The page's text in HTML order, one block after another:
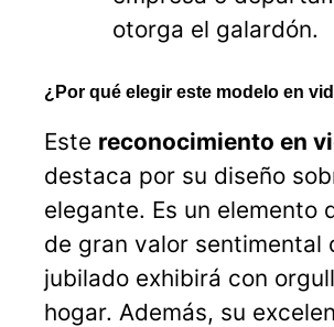
otorga el galardón.
¿Por qué elegir este modelo en
Este reconocimiento en
destaca por su diseño
elegante. Es un elemento
de gran valor sentimental
jubilado exhibirá con
hogar. Además, su